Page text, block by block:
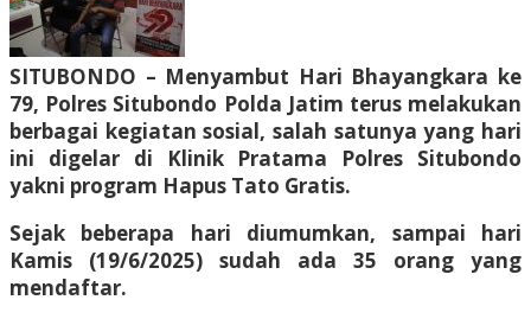
SITUBONDO – Menyambut Hari Bhayangkara ke
79, Polres Situbondo Polda Jatim terus melakukan
berbagai kegiatan sosial, salah satunya yang hari
ini digelar di Klinik Pratama Polres Situbondo
yakni program Hapus Tato Gratis.
Sejak beberapa hari diumumkan, sampai hari
Kamis (19/6/2025) sudah ada 35 orang yang
mendaftar.